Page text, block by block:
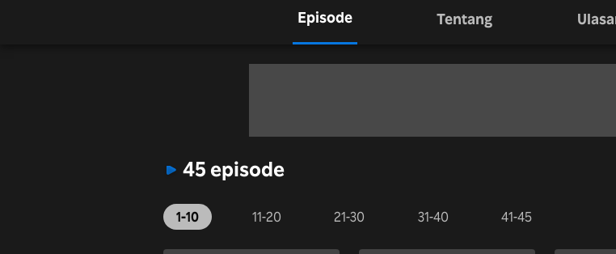
Episode Tentang
45 episode
1-10 11-20 21-30 31-40 41-45